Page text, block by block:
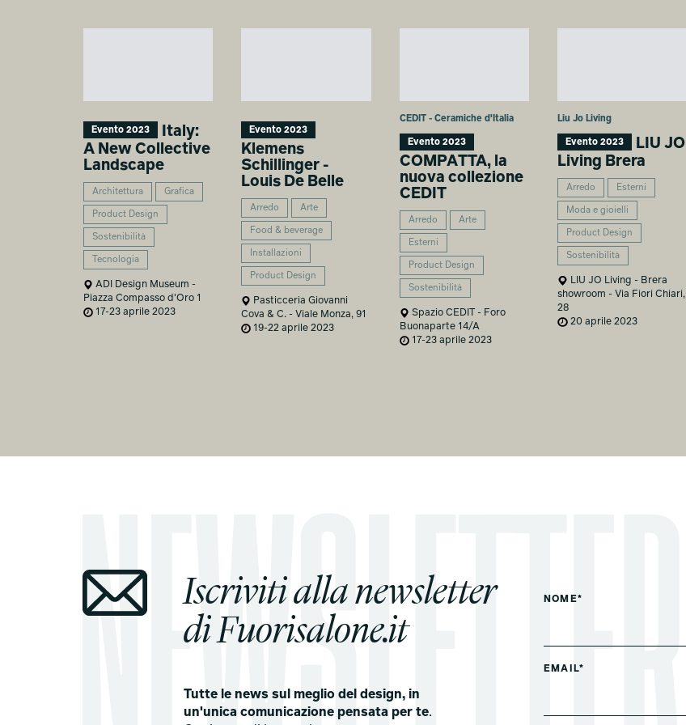
Evento 2023
Italy:
A New Collective
Landscape
Architettura Grafica
Product Design
Sostenibilità
Tecnologia
ADI Design Museum -
Piazza Compasso d'Oro 1
17-23 aprile 2023
Evento 2023
Klemens
Schillinger -
Louis De Belle
Arredo Arte
Food & beverage
Installazioni
Product Design
Pasticceria Giovanni
Cova & C. - Viale Monza, 91
19-22 aprile 2023
CEDIT - Ceramiche d'Italia
Evento 2023
COMPATTA, la
nuova collezione
CEDIT
Arredo Arte
Esterni
Product Design
Sostenibilità
Spazio CEDIT - Foro
Buonaparte 14/A
17-23 aprile 2023
Liu Jo Living
Evento 2023
LIU JO
Living Brera
Arredo Esterni
Moda e gioielli
Product Design
Sostenibilità
LIU JO Living - Brera
showroom - Via Fiori Chiari,
28
20 aprile 2023
Iscriviti alla newsletter
di Fuorisalone.it
Tutte le news sul meglio del design, in
un'unica comunicazione pensata per te.
NOME*
EMAIL*